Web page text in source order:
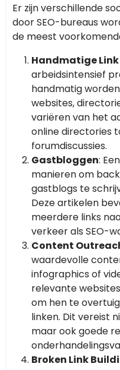
Er zijn verschillende
door SEO-bureaus
de meest
Handmatige
arbeidsintensief
handmatig
websites,
variëren van het
online directories
forumdiscussies.
Gastbloggen:
manieren om
gastblogs te
Deze artikelen
meerdere links
verkeer als SEO-
Content
waardevolle
infographics of
relevante
om hen te
linken. Dit vereist
maar ook goede
Broken Link